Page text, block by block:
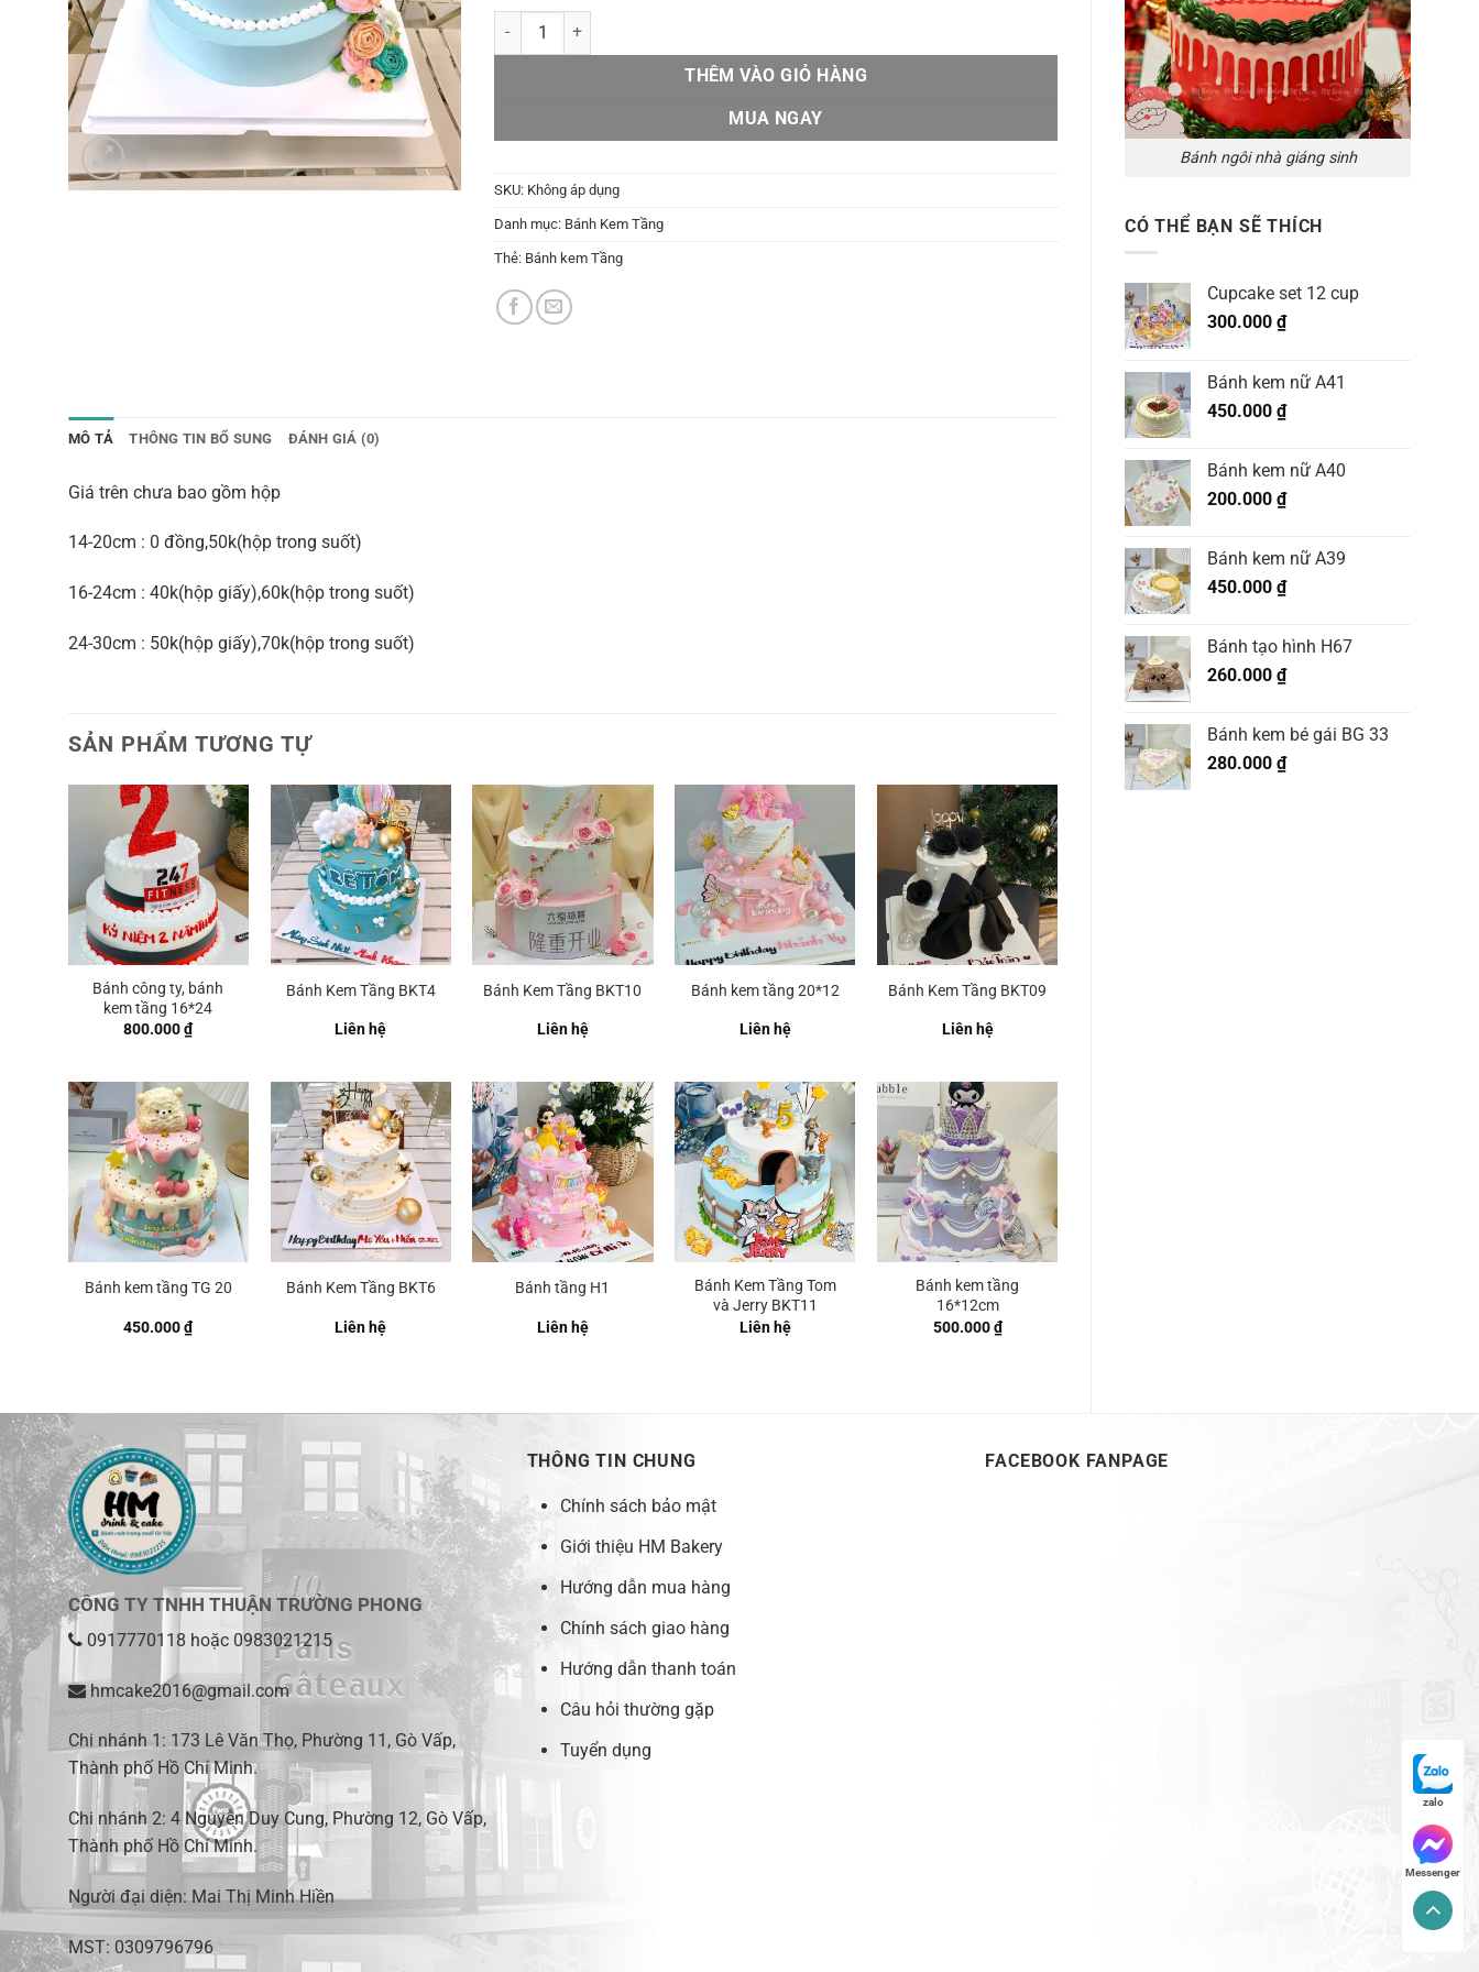
Bánh ngôi nhà giáng sinh
CÓ THỂ BẠN SẼ THÍCH
Cupcake set 12 cup
300.000 ₫
Bánh kem nữ A41
450.000 ₫
Bánh kem nữ A40
200.000 ₫
Bánh kem nữ A39
450.000 ₫
Bánh tạo hình H67
260.000 ₫
Bánh kem bé gái BG 33
280.000 ₫
Bánh Kem Tầng BKT1 số lượng
THÊM VÀO GIỎ HÀNG
MUA NGAY
SKU: Không áp dụng
Danh mục: Bánh Kem Tầng
Thẻ: Bánh kem Tầng
MÔ TẢ THÔNG TIN BỔ SUNG ĐÁNH GIÁ (0)
Giá trên chưa bao gồm hộp
14-20cm : 0 đồng,50k(hộp trong suốt)
16-24cm : 40k(hộp giấy),60k(hộp trong suốt)
24-30cm : 50k(hộp giấy),70k(hộp trong suốt)
SẢN PHẨM TƯƠNG TỰ
Bánh công ty, bánh
kem tầng 16*24
800.000₫
Bánh Kem Tầng BKT4
Liên hệ
Bánh Kem Tầng BKT10
Liên hệ
Bánh kem tầng 20*12
Liên hệ
Bánh Kem Tầng BKT09
Liên hệ
Bánh kem tầng TG 20
450.000₫
Bánh Kem Tầng BKT6
Liên hệ
Bánh tầng H1
Liên hệ
Bánh Kem Tầng Tom
và Jerry BKT11
Liên hệ
Bánh kem tầng
16*12cm
500.000₫
CÔNG TY TNHH THUẬN TRƯỜNG PHONG
0917770118 hoặc 0983021215
hmcake2016@gmail.com
Chi nhánh 1: 173 Lê Văn Thọ, Phường 11, Gò Vấp,
Thành phố Hồ Chí Minh.
Chi nhánh 2: 4 Nguyễn Duy Cung, Phường 12, Gò Vấp,
Thành phố Hồ Chí Minh.
Người đại diện: Mai Thị Minh Hiền
MST: 0309796796
THÔNG TIN CHUNG
Chính sách bảo mật
Giới thiệu HM Bakery
Hướng dẫn mua hàng
Chính sách giao hàng
Hướng dẫn thanh toán
Câu hỏi thường gặp
Tuyển dụng
FACEBOOK FANPAGE
zalo
Messenger